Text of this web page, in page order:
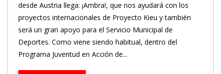
desde Austria llega: ¡Ambra!, que nos ayudará con los
proyectos internacionales de Proyecto Kieu y también
será un gran apoyo para el Servicio Municipal de
Deportes. Como viene siendo habitual, dentro del
Programa Juventud en Acción de...